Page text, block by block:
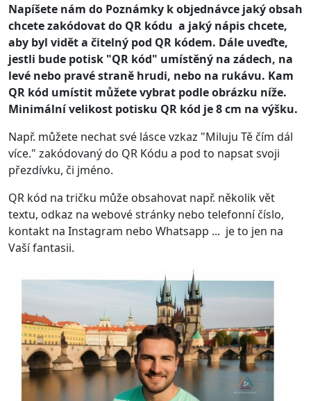
Napíšete nám do Poznámky k objednávce jaký obsah
chcete zakódovat do QR kódu a jaký nápis chcete,
aby byl vidět a čitelný pod QR kódem. Dále uveďte,
jestli bude potisk "QR kód" umístěný na zádech, na
levé nebo pravé straně hrudi, nebo na rukávu. Kam
QR kód umístit můžete vybrat podle obrázku níže.
Minimální velikost potisku QR kód je 8 cm na výšku.
Např. můžete nechat své lásce vzkaz "Miluju Tě čím dál
více." zakódovaný do QR Kódu a pod to napsat svoji
přezdívku, či jméno.
QR kód na tričku může obsahovat např. několik vět
textu, odkaz na webové stránky nebo telefonní číslo,
kontakt na Instagram nebo Whatsapp ... je to jen na
Vaší fantasii.